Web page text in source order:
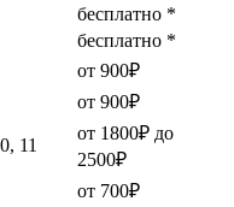
бесплатно *
бесплатно *
от 900₽
от 900₽
11
от 1800₽ до
2500₽
от 700₽